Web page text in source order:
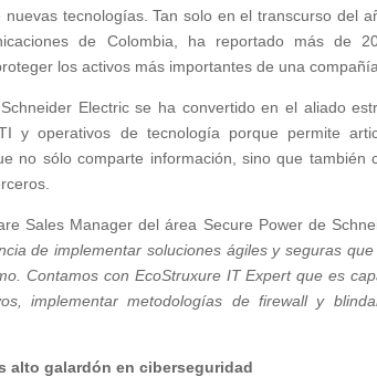
tecnologías. Tan solo en el transcurso del
de Colombia, ha reportado más de
los activos más importantes de una
Electric se ha convertido en el aliado
y operativos de tecnología porque permite
no sólo comparte información, sino que también
Sales Manager del área Secure Power de
de implementar soluciones ágiles y seguras
Contamos con EcoStruxure IT Expert que es
implementar metodologías de firewall y
alto galardón en ciberseguridad